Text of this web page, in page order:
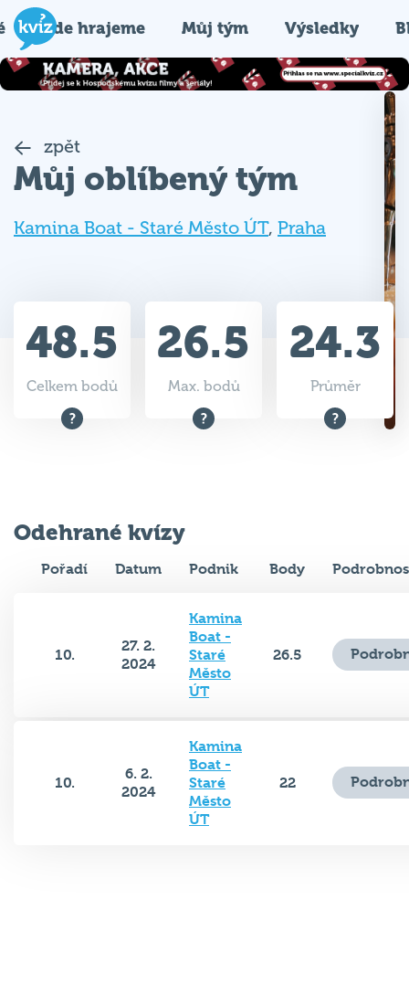
Kde hrajeme Můj tým Výsledky
zpět
Můj oblíbený tým
Kamina Boat - Staré Město ÚT, Praha
48.5
Celkem bodů
26.5
Max. bodů
24.3
Průměr
Odehrané kvízy
Pořadí Datum Podnik Body
10.
27. 2.
2024
Kamina
Boat -
Staré
Město
ÚT
26.5
10.
6. 2.
2024
Kamina
Boat -
Staré
Město
ÚT
22